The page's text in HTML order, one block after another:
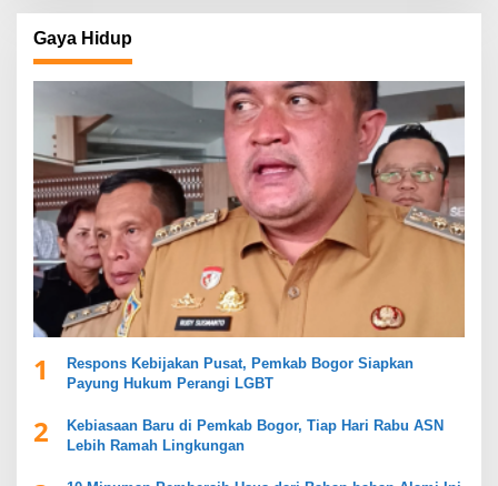
Gaya Hidup
1
Respons Kebijakan Pusat, Pemkab Bogor Siapkan
Payung Hukum Perangi LGBT
2
Kebiasaan Baru di Pemkab Bogor, Tiap Hari Rabu ASN
Lebih Ramah Lingkungan